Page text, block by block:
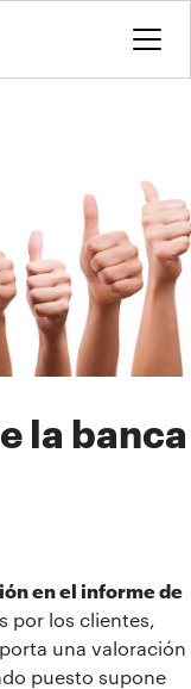
la banca
en el informe de
por los clientes,
una valoración
puesto supone